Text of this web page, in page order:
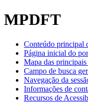
MPDFT
Conteúdo principal
Página inicial do
Mapa das principais
Campo de busca
Navegação da
Informações de
Recursos de